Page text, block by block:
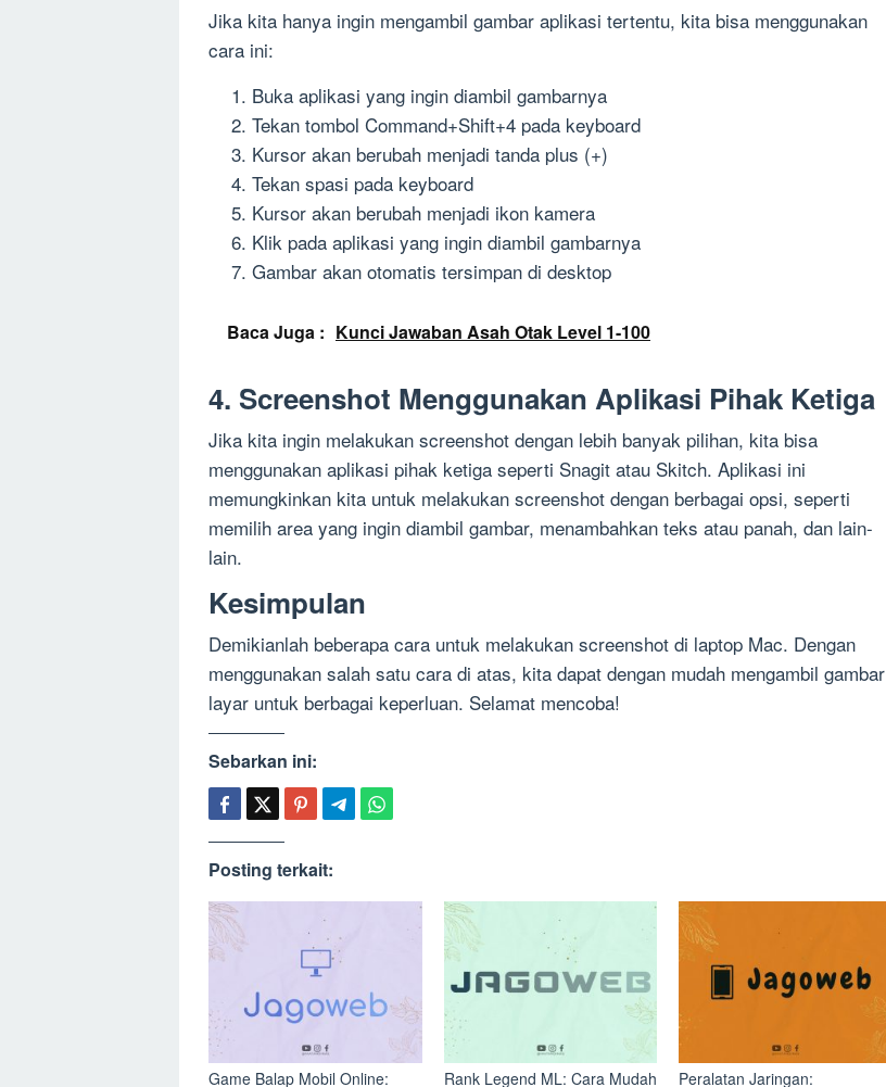
Jika kita hanya ingin mengambil gambar aplikasi tertentu, kita bisa menggunakan
cara ini:
Buka aplikasi yang ingin diambil gambarnya
Tekan tombol Command+Shift+4 pada keyboard
Kursor akan berubah menjadi tanda plus (+)
Tekan spasi pada keyboard
Kursor akan berubah menjadi ikon kamera
Klik pada aplikasi yang ingin diambil gambarnya
Gambar akan otomatis tersimpan di desktop
Baca Juga : Kunci Jawaban Asah Otak Level 1-100
4. Screenshot Menggunakan Aplikasi Pihak Ketiga
Jika kita ingin melakukan screenshot dengan lebih banyak pilihan, kita bisa
menggunakan aplikasi pihak ketiga seperti Snagit atau Skitch. Aplikasi ini
memungkinkan kita untuk melakukan screenshot dengan berbagai opsi, seperti
memilih area yang ingin diambil gambar, menambahkan teks atau panah, dan lain-
lain.
Kesimpulan
Demikianlah beberapa cara untuk melakukan screenshot di laptop Mac. Dengan
menggunakan salah satu cara di atas, kita dapat dengan mudah mengambil gambar
layar untuk berbagai keperluan. Selamat mencoba!
Sebarkan ini:
Posting terkait:
Game Balap Mobil Online:
Rank Legend ML: Cara Mudah
Peralatan Jaringan: